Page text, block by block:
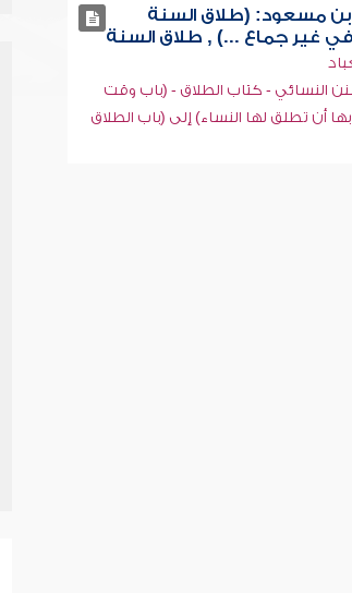
ابن مسعود: (طلاق السنة
غير جماع ...) , طلاق السنة
النسائي - كتاب الطلاق - (باب وقت
بها أن تطلق لها النساء) إلى (باب الطلاق